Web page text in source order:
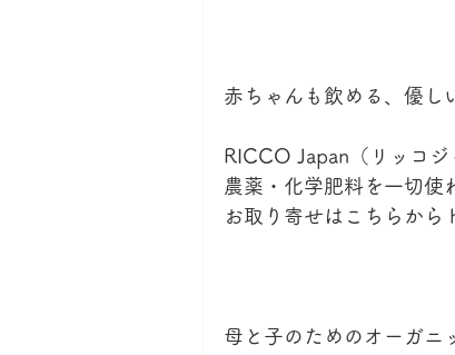
赤ちゃんも飲める、優
RICCO Japan（リッコ
農薬・化学肥料を一切使
お取り寄せはこちらか
母と子のためのオーガ